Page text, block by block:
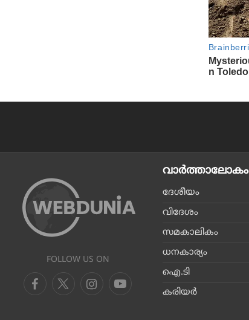
FOLLOW US ON
വാര്‍ത്താലോകം
ദേശീയം
വിദേശം
സമകാലികം
ധനകാര്യം
ഐ.ടി
കരിയര്‍